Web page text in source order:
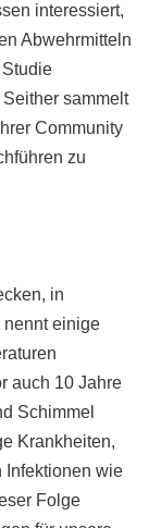
interessiert,
Abwehrmitteln
sammelt
Community
zu
in
nennt einige
auch 10 Jahre
Schimmel
Krankheiten,
Infektionen wie
Folge